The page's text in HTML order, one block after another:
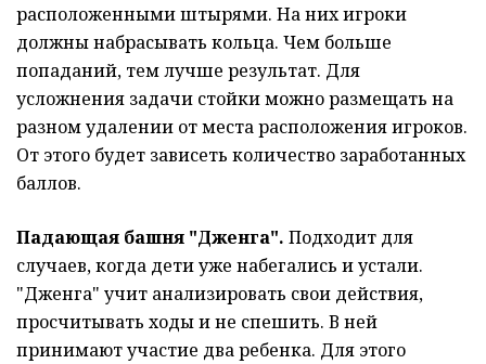
расположенными штырями. На них игроки
должны набрасывать кольца. Чем больше
попаданий, тем лучше результат. Для
усложнения задачи стойки можно размещать на
разном удалении от места расположения игроков.
От этого будет зависеть количество заработанных
баллов.
Падающая башня "Дженга". Подходит для
случаев, когда дети уже набегались и устали.
"Дженга" учит анализировать свои действия,
просчитывать ходы и не спешить. В ней
принимают участие два ребенка. Для этого